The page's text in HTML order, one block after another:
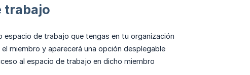
trabajo
espacio de trabajo que tengas en tu organización
miembro y aparecerá una opción desplegable
al espacio de trabajo en dicho miembro